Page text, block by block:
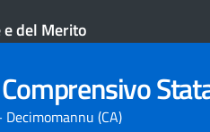
del Merito
Decimomannu (CA)